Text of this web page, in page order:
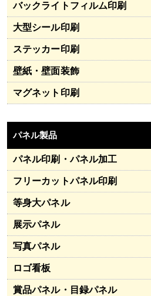
バックライトフィルム印刷
大型シール印刷
ステッカー印刷
壁紙・壁面装飾
マグネット印刷
パネル製品
パネル印刷・パネル加工
フリーカットパネル印刷
等身大パネル
展示パネル
写真パネル
ロゴ看板
賞品パネル・目録パネル